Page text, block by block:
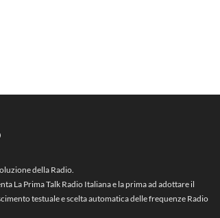
della Radio.
La Prima Talk Radio Italiana e la prima ad adottare il
testuale e scelta automatica delle frequenze Radio